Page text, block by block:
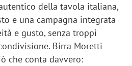
della tavola italiana,
e una campagna integrata
e gusto, senza troppi
Birra Moretti
che conta davvero: